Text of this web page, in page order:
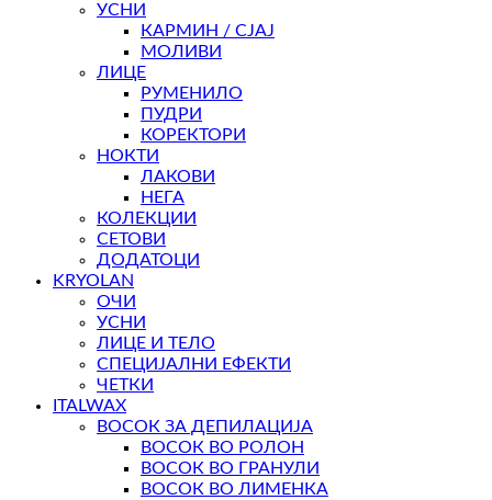
УСНИ
КАРМИН / СЈАЈ
МОЛИВИ
ЛИЦЕ
РУМЕНИЛО
ПУДРИ
КОРЕКТОРИ
НОКТИ
ЛАКОВИ
НЕГА
КОЛЕКЦИИ
СЕТОВИ
ДОДАТОЦИ
KRYOLAN
ОЧИ
УСНИ
ЛИЦЕ И ТЕЛО
СПЕЦИЈАЛНИ ЕФЕКТИ
ЧЕТКИ
ITALWAX
ВОСОК ЗА ДЕПИЛАЦИЈА
ВОСОК ВО РОЛОН
ВОСОК ВО ГРАНУЛИ
ВОСОК ВО ЛИМЕНКА